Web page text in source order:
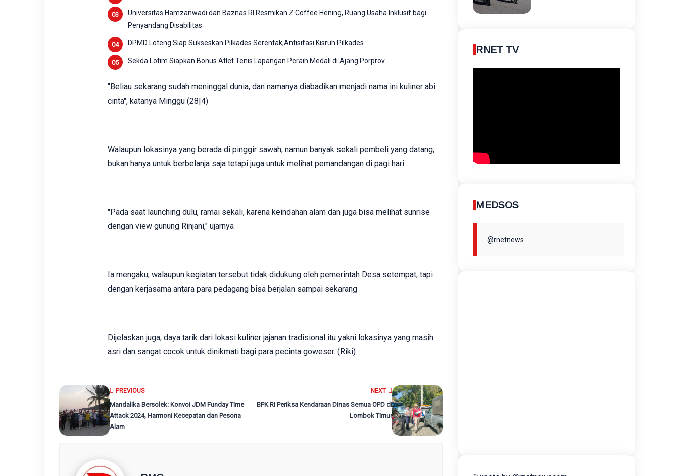
Universitas Hamzanwadi dan Baznas RI Resmikan Z Coffee Hening, Ruang Usaha Inklusif bagi
Penyandang Disabilitas
DPMD Loteng Siap Sukseskan Pilkades Serentak,Antisifasi Kisruh Pilkades
Sekda Lotim Siapkan Bonus Atlet Tenis Lapangan Peraih Medali di Ajang Porprov
"Beliau sekarang sudah meninggal dunia, dan namanya diabadikan menjadi nama ini kuliner abi
cinta", katanya Minggu (28|4)
Walaupun lokasinya yang berada di pinggir sawah, namun banyak sekali pembeli yang datang,
bukan hanya untuk berbelanja saja tetapi juga untuk melihat pemandangan di pagi hari
"Pada saat launching dulu, ramai sekali, karena keindahan alam dan juga bisa melihat sunrise
dengan view gunung Rinjani," ujarnya
Ia mengaku, walaupun kegiatan tersebut tidak didukung oleh pemerintah Desa setempat, tapi
dengan kerjasama antara para pedagang bisa berjalan sampai sekarang
Dijelaskan juga, daya tarik dari lokasi kuliner jajanan tradisional itu yakni lokasinya yang masih
asri dan sangat cocok untuk dinikmati bagi para pecinta goweser. (Riki)
NEXT
BPK RI Periksa Kendaraan Dinas Semua OPD di
Lombok Timur
PREVIOUS
Mandalika Bersolek: Konvoi JDM Funday Time
Attack 2024, Harmoni Kecepatan dan Pesona
Alam
RNET TV
MEDSOS
@rnetnews